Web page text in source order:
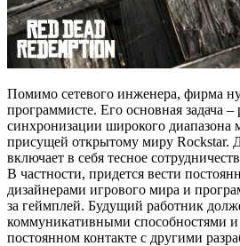
Помимо сетевого инженера, фирма
программисте. Его основная задача –
синхронизации широкого диапазона
присущей открытому миру Rockstar.
включает в себя тесное
В частности, придется вести
дизайнерами игрового мира и
за геймплей. Будущий работник
коммуникативными способностями и
постоянном контакте с другими